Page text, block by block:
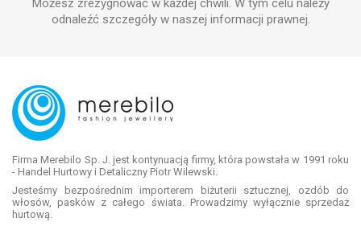
Możesz zrezygnować w każdej chwili. W tym celu należy
odnaleźć szczegóły w naszej informacji prawnej.
Firma Merebilo Sp. J. jest kontynuacją firmy, która powstała w 1991 roku
- Handel Hurtowy i Detaliczny Piotr Wilewski.
Jesteśmy bezpośrednim importerem biżuterii sztucznej, ozdób do
włosów, pasków z całego świata. Prowadzimy wyłącznie sprzedaż
hurtową.